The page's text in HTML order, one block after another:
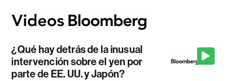
¿Qué hay detrás de la inusual
intervención sobre el yen por
parte de EE. UU. y Japón?